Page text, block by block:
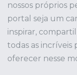
nossos próprios
portal seja um
inspirar,
todas as incríveis
oferecer nesse